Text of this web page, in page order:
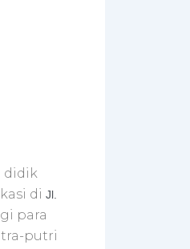
didik
di Jl.
para
putri